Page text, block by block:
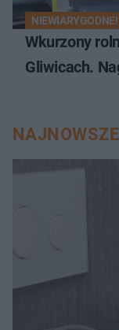
NIEWIARYGODNE!
Wkurzony
Gliwicach.